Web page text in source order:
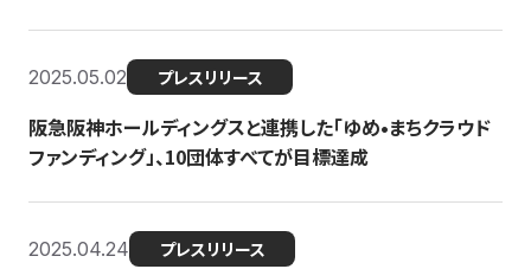
2025.05.02 プレスリリース
阪急阪神ホールディングスと連携した「ゆめ•まちクラウド
ファンディング」、10団体すべてが目標達成
2025.04.24 プレスリリース